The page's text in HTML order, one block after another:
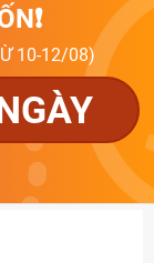
10-12/08)